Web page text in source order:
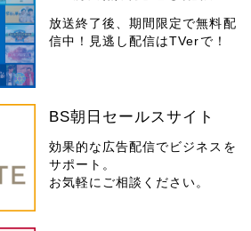
放送終了後、期間限定で無料配
信中！見逃し配信はTVerで！
BS朝日セールスサイト
効果的な広告配信でビジネスを
サポート。
お気軽にご相談ください。